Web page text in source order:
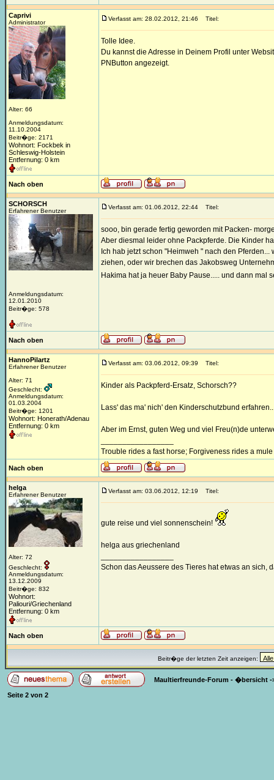
Caprivi
Administrator
Alter: 66
Anmeldungsdatum:
11.10.2004
Beitr�ge: 2171
Wohnort: Fockbek in
Schleswig-Holstein
Entfernung: 0 km
Verfasst am: 28.02.2012, 21:46 Titel:
Tolle Idee.
Du kannst die Adresse in Deinem Profil unter
PNButton angezeigt.
Nach oben
SCHORSCH
Erfahrener Benutzer
Anmeldungsdatum:
12.01.2010
Beitr�ge: 578
Verfasst am: 01.06.2012, 22:44 Titel:
sooo, bin gerade fertig geworden mit Packen-
Aber diesmal leider ohne Packpferde. Die Kinder
Ich hab jetzt schon "Heimweh " nach den
ziehen, oder wir brechen das Jakobsweg
Hakima hat ja heuer Baby Pause..... und dann mal
Nach oben
HannoPilartz
Erfahrener Benutzer
Alter: 71
Geschlecht:
Anmeldungsdatum:
01.03.2004
Beitr�ge: 1201
Wohnort: Honerath/Adenau
Entfernung: 0 km
Verfasst am: 03.06.2012, 09:39 Titel:
Kinder als Packpferd-Ersatz, Schorsch??
Lass' das ma' nich' den Kinderschutzbund
Aber im Ernst, guten Weg und viel Freu(n)de
Trouble rides a fast horse; Forgiveness rides a mule
Nach oben
helga
Erfahrener Benutzer
Alter: 72
Geschlecht:
Anmeldungsdatum:
13.12.2009
Beitr�ge: 832
Wohnort:
Paliouri/Griechenland
Entfernung: 0 km
Verfasst am: 03.06.2012, 12:19 Titel:
gute reise und viel sonnenschein!
helga aus griechenland
Schon das Aeussere des Tieres hat etwas an sich,
Nach oben
Beitr�ge der letzten Zeit anzeigen:
Maultierfreunde-Forum - �bersicht -
Seite 2 von 2